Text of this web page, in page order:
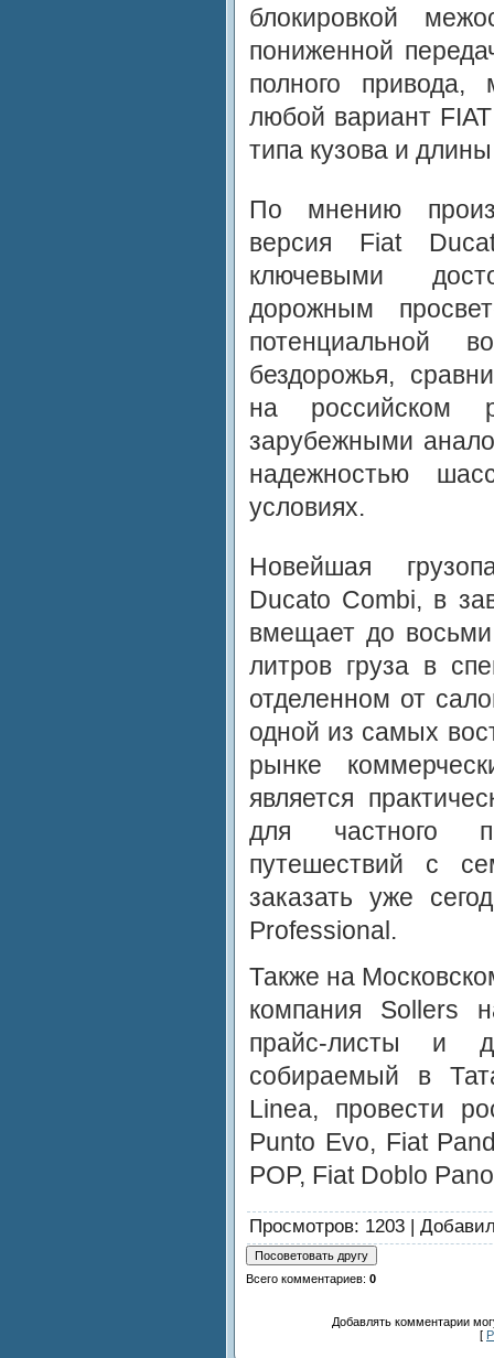
блокировкой
пониженной
полного привода,
любой вариант
типа кузова и
По мнению
версия Fiat
ключевыми
дорожным
потенциальной
бездорожья,
на российском
зарубежными
надежностью
условиях.
Новейшая
Ducato Combi, в
вмещает до
литров груза в
отделенном от
одной из самых
рынке
является
для частного
путешествий с
заказать уже
Professional.
Также на
компания Sollers
прайс-листы и
собираемый в
Linea, провести
Punto Evo, Fiat
POP, Fiat Doblo
Просмотров: 1203 |
Всего комментариев: 0
Добавлять комментарии
[